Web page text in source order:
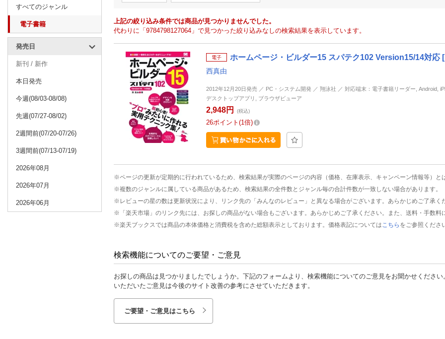
すべてのジャンル
電子書籍
発売日
新刊 / 新作
本日発売
今週(08/03-08/08)
先週(07/27-08/02)
2週間前(07/20-07/26)
3週間前(07/13-07/19)
2026年08月
2026年07月
2026年06月
上記の絞り込み条件では商品が見つかりませんでした。
代わりに「9784798127064」で見つかった絞り込みなしの検索結果を表示しています。
電子 ホームページ・ビルダー15 スパテク102 Version15/14対応
西真由
2012年12月20日発売 ／ PC・システム開発 ／ 翔泳社 ／ 対応端末：電子書籍リーダー, Android,
デスクトップアプリ, ブラウザビューア
2,948円 (税込)
26ポイント 1倍
※ページの更新が定期的に行われているため、検索結果が実際のページの内容（価格、在庫表示、キャンペーン情報等）と
※複数のジャンルに属している商品があるため、検索結果の全件数とジャンル毎の合計件数が一致しない場合があります。
※レビューの星の数は更新状況により、リンク先の「みんなのレビュー」と異なる場合がございます。あらかじめご了承く
※「楽天市場」のリンク先には、お探しの商品がない場合もございます。あらかじめご了承ください。また、送料・手数料
※楽天ブックスでは商品の本体価格と消費税を含めた総額表示としております。価格表記については こちら をご参照くださ
検索機能についてのご要望・ご意見
お探しの商品は見つかりましたでしょうか。下記のフォームより、検索機能についてのご意見をお聞かせください
いただいたご意見は今後のサイト改善の参考にさせていただきます。
ご要望・ご意見はこちら